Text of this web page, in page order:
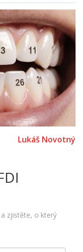
Lukáš Novotný
zjistěte, o který